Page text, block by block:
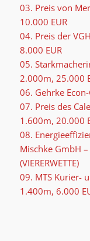
03. Preis von
10.000 EUR
04. Preis der
8.000 EUR
05.
2.000m, 25.000
06. Gehrke
07. Preis des
1.600m, 20.000
08.
Mischke GmbH
(VIERERWETTE)
09. MTS Kurier-
1.400m, 6.000